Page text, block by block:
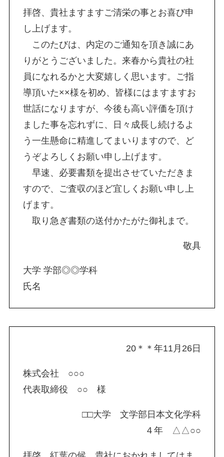
拝啓、貴社ますますご清栄の事とお喜び申
し上げます。
このたびは、内定のご通知を頂き誠にあ
りがとうございました。来春から貴社の社
員になれるかと大変嬉しく思います。ご指
導頂いた××様を初め、皆様にはますますお
世話になりますが、今後も高い評価を頂け
ました事を忘れずに、日々成長し続けるよ
う一生懸命に精進してまいりますので、ど
うぞよろしくお願い申し上げます。
早速、必要書類を提出させていただきま
すので、ご査収のほど宜しくお願い申し上
げます。
取り急ぎ書類の送付かたがた御礼まで。
敬具
大学 学部◎◎学科
氏名
20＊＊年11月26日
株式会社 ○○○
代表取締役 ○○ 様
□□大学 文学部日本文化学科
４年 △△○○